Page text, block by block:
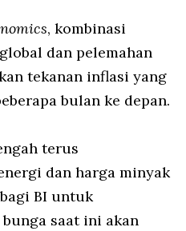
, kombinasi
dan pelemahan
tekanan inflasi yang
bulan ke depan.
terus
dan harga minyak
BI untuk
saat ini akan